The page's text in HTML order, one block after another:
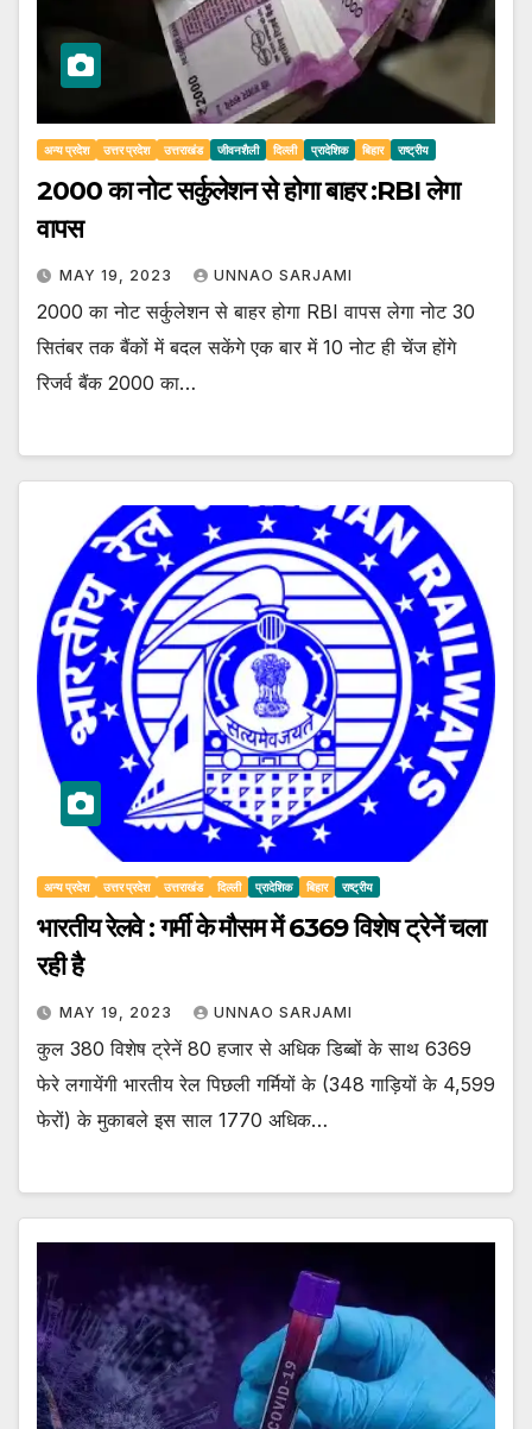
अन्य प्रदेश उत्तर प्रदेश उत्तराखंड जीवनशैली दिल्ली प्रादेशिक बिहार राष्ट्रीय
2000 का नोट सर्कुलेशन से होगा बाहर :RBI लेगा
वापस
MAY 19, 2023 UNNAO SARJAMI
2000 का नोट सर्कुलेशन से बाहर होगा RBI वापस लेगा नोट 30
सितंबर तक बैंकों में बदल सकेंगे एक बार में 10 नोट ही चेंज होंगे
रिजर्व बैंक 2000 का…
अन्य प्रदेश उत्तर प्रदेश उत्तराखंड दिल्ली प्रादेशिक बिहार राष्ट्रीय
भारतीय रेलवे : गर्मी के मौसम में 6369 विशेष ट्रेनें चला
रही है
MAY 19, 2023 UNNAO SARJAMI
कुल 380 विशेष ट्रेनें 80 हजार से अधिक डिब्बों के साथ 6369
फेरे लगायेंगी भारतीय रेल पिछली गर्मियों के (348 गाड़ियों के 4,599
फेरों) के मुकाबले इस साल 1770 अधिक…